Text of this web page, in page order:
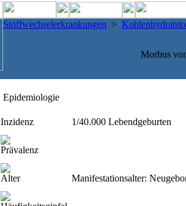
Stoffwechselerkrankungen >
Morbus
Epidemiologie
Inzidenz 1/40.000 Lebendgeburten
Prävalenz
Alter Manifestationsalter: